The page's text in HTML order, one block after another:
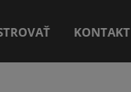
KONTAKT